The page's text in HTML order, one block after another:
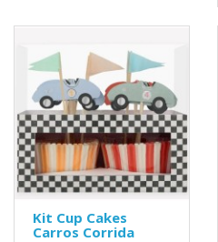
Kit Cup Cakes
Carros Corrida